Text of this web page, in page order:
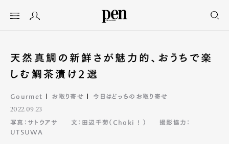
天然真鯛の新鮮さが魅力的、おうちで楽
しむ鯛茶漬け2選
Gourmet お取り寄せ 今日はどっちのお取り寄せ
2022.09.23
写真：サトウアサ
文：田辺千菊（Choki ! ）
撮影協力：
UTSUWA